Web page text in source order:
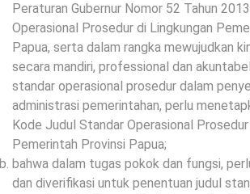
Peraturan Gubernur Nomor 52 Tahun
Operasional Prosedur di Lingkungan
Papua, serta dalam rangka mewujudkan
secara mandiri, professional dan
standar operasional prosedur dalam
administrasi pemerintahan, perlu
Kode Judul Standar Operasional
Pemerintah Provinsi Papua;
bahwa dalam tugas pokok dan fungsi,
dan diverifikasi untuk penentuan judul